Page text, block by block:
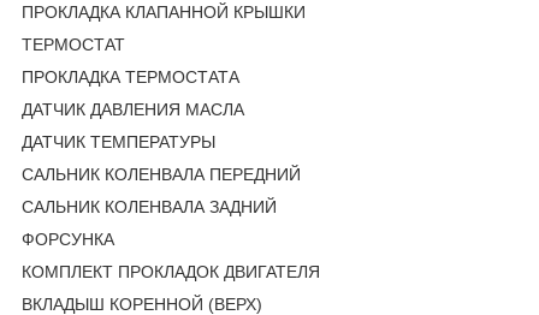
ПРОКЛАДКА КЛАПАННОЙ КРЫШКИ
ТЕРМОСТАТ
ПРОКЛАДКА ТЕРМОСТАТА
ДАТЧИК ДАВЛЕНИЯ МАСЛА
ДАТЧИК ТЕМПЕРАТУРЫ
САЛЬНИК КОЛЕНВАЛА ПЕРЕДНИЙ
САЛЬНИК КОЛЕНВАЛА ЗАДНИЙ
ФОРСУНКА
КОМПЛЕКТ ПРОКЛАДОК ДВИГАТЕЛЯ
ВКЛАДЫШ КОРЕННОЙ (ВЕРХ)